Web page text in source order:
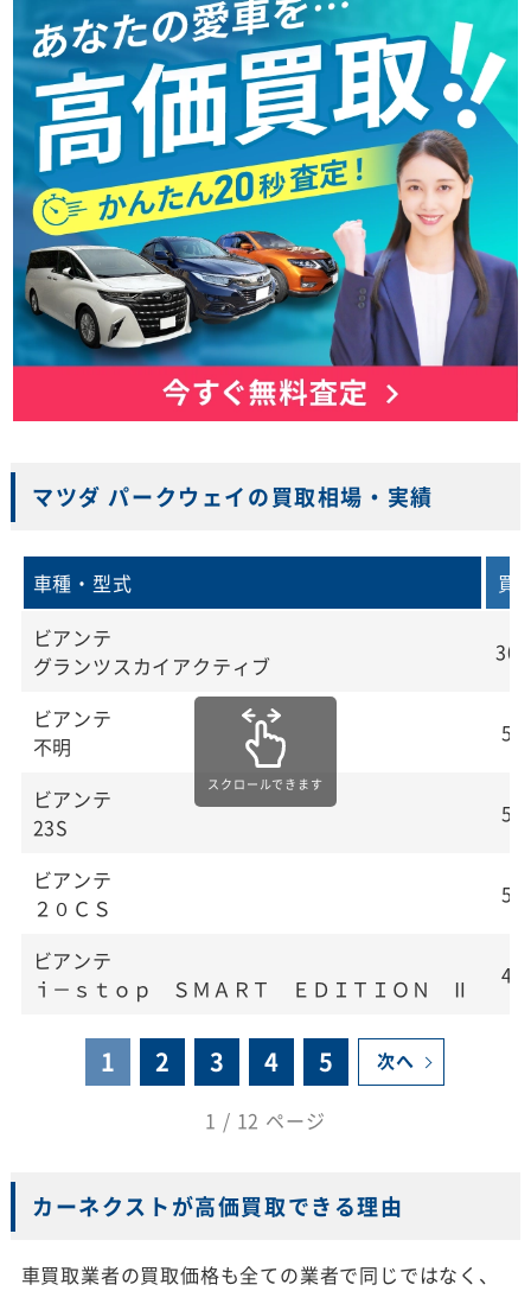
マツダ パークウェイの買取相場・実績
車種・型式
買
ビアンテ
グランツスカイアクティブ
ビアンテ
不明
ビアンテ
23S
ビアンテ
２０ＣＳ
ビアンテ
ｉ－ｓｔｏｐ ＳＭＡＲＴ ＥＤＩＴＩＯＮ Ⅱ
1 2 3 4 5 次へ
1 / 12 ページ
カーネクストが高価買取できる理由
車買取業者の買取価格も全ての業者で同じではなく、